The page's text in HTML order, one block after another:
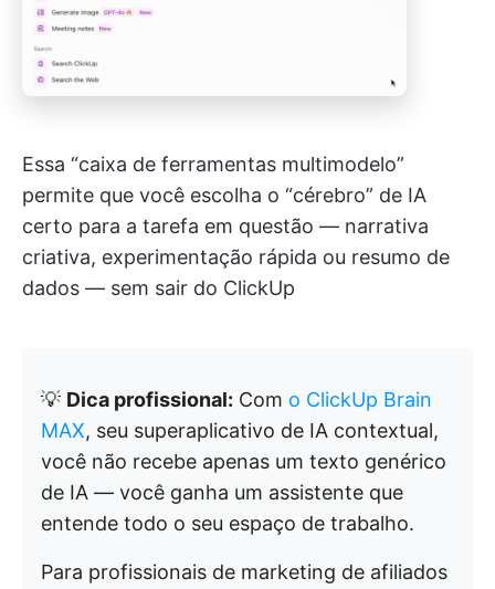
Essa “caixa de ferramentas multimodelo”
permite que você escolha o “cérebro” de IA
certo para a tarefa em questão — narrativa
criativa, experimentação rápida ou resumo de
dados — sem sair do ClickUp
💡 Dica profissional: Com o ClickUp Brain
MAX, seu superaplicativo de IA contextual,
você não recebe apenas um texto genérico
de IA — você ganha um assistente que
entende todo o seu espaço de trabalho.
Para profissionais de marketing de afiliados